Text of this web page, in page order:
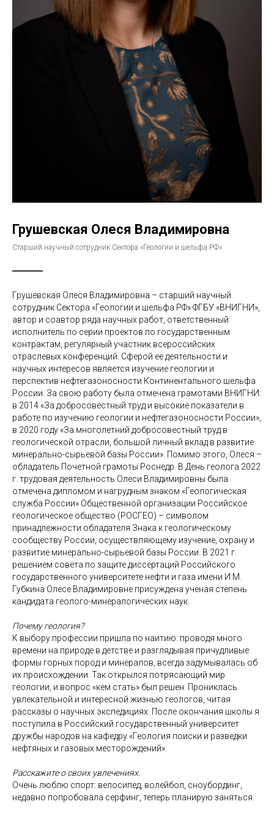
Грушевская Олеся Владимировна
Старший научный сотрудник Сектора «Геологии и шельфа РФ»
Грушевская Олеся Владимировна – старший научный
сотрудник Сектора «Геологии и шельфа РФ» ФГБУ «ВНИГНИ»,
автор и соавтор ряда научных работ, ответственный
исполнитель по серии проектов по государственным
контрактам, регулярный участник всероссийских
отраслевых конференций. Сферой ее деятельности и
научных интересов является изучение геологии и
перспектив нефтегазоносности Континентального шельфа
России. За свою работу была отмечена грамотами ВНИГНИ:
в 2014 «За добросовестный труд и высокие показатели в
работе по изучению геологии и нефтегазоносности России»,
в 2020 году «За многолетний добросовестный труд в
геологической отрасли, большой личный вклад в развитие
минерально-сырьевой базы России». Помимо этого, Олеся –
обладатель Почетной грамоты Роснедр. В День геолога 2022
г. трудовая деятельность Олеси Владимировны была
отмечена дипломом и нагрудным знаком «Геологическая
служба России» Общественной организации Российское
геологическое общество (РОСГЕО) – символом
принадлежности обладателя Знака к геологическому
сообществу России, осуществляющему изучение, охрану и
развитие минерально-сырьевой базы России. В 2021 г.
решением совета по защите диссертаций Российского
государственного университете нефти и газа имени И.М.
Губкина Олесе Владимировне присуждена ученая степень
кандидата геолого-минералогических наук.
Почему геология?
К выбору профессии пришла по наитию: проводя много
времени на природе в детстве и разглядывая причудливые
формы горных пород и минералов, всегда задумывалась об
их происхождении. Так открылся потрясающий мир
геологии, и вопрос «кем стать» был решен. Прониклась
увлекательной и интересной жизнью геологов, читая
рассказы о научных экспедициях. После окончания школы я
поступила в Российский государственный университет
дружбы народов на кафедру «Геология поиски и разведки
нефтяных и газовых месторождений».
Расскажите о своих увлечениях.
Очень люблю спорт: велосипед, волейбол, сноубординг,
недавно попробовала серфинг, теперь планирую заняться.